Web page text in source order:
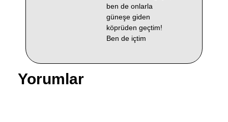
ben de onlarla
güneşe giden
köprüden geçtim!
Ben de içtim
Yorumlar